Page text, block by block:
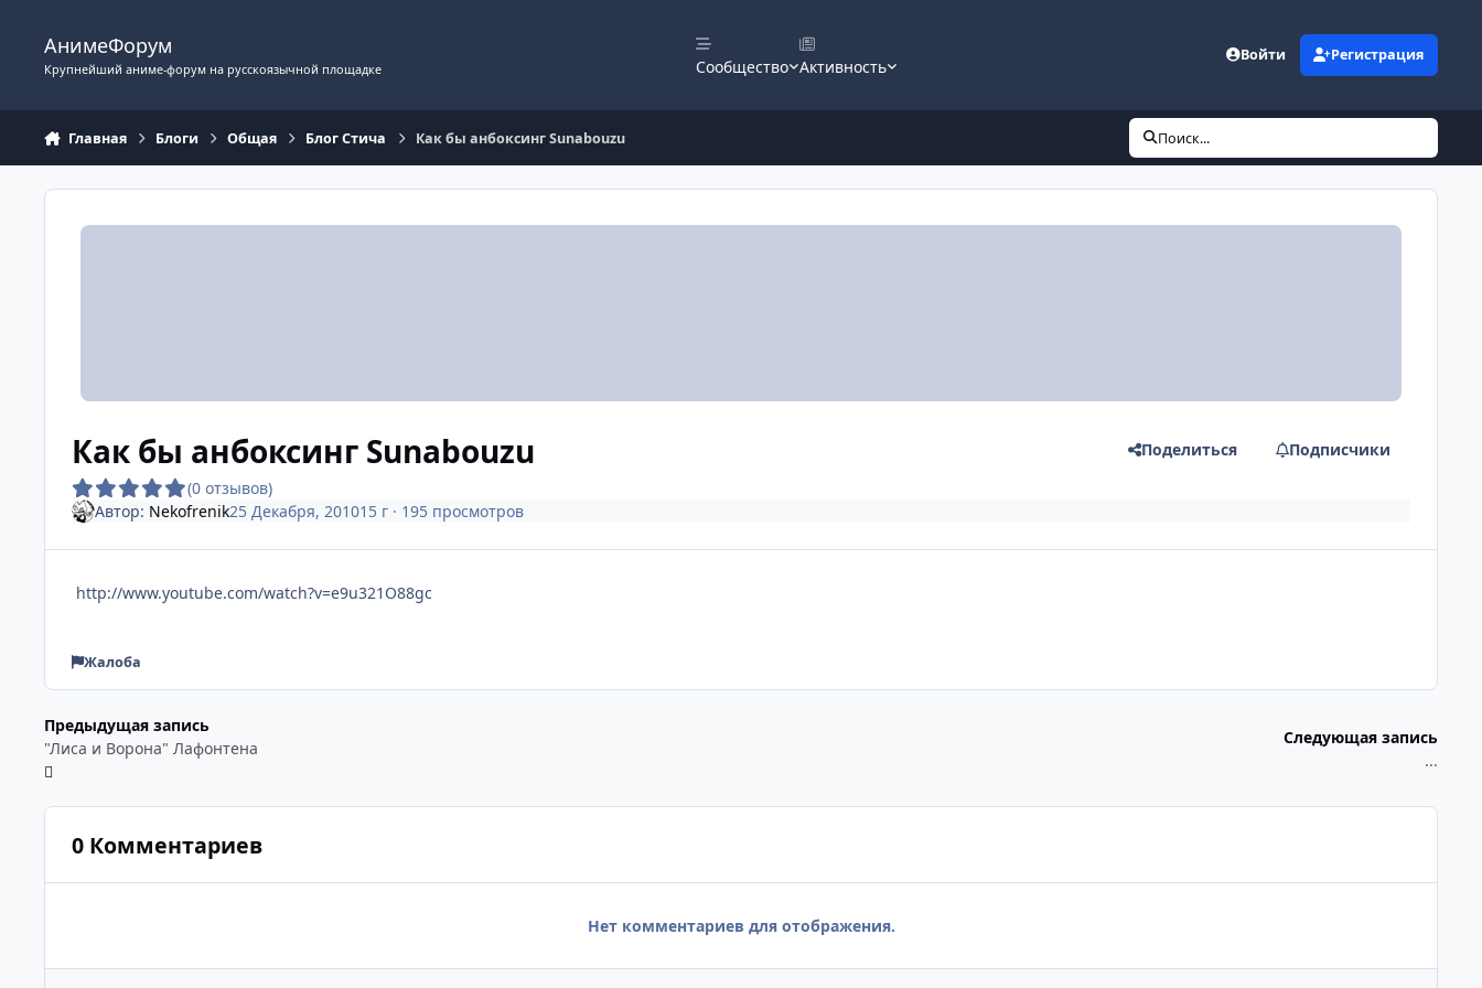
АнимеФорум
Крупнейший аниме-форум на русскоязычной площадке Сообщество Активность
Войти Регистрация
Главная Блоги Общая Блог Стича Как бы анбоксинг Sunabouzu Поиск...
Как бы анбоксинг Sunabouzu
(0 отзывов)
Поделиться Подписчики
Автор: Nekofrenik25 Декабря, 201015 г· 195 просмотров
http://www.youtube.com/watch?v=e9u321O88gc
Жалоба
Предыдущая запись
"Лиса и Ворона" Лафонтена
Следующая запись
...
0 Комментариев
Нет комментариев для отображения.